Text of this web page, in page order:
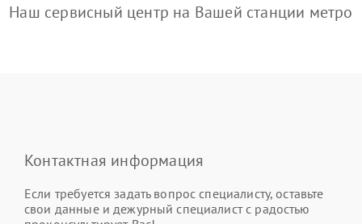
Наш сервисный центр на Вашей станции метро
Контактная информация
Если требуется задать вопрос специалисту, оставьте
свои данные и дежурный специалист с радостью